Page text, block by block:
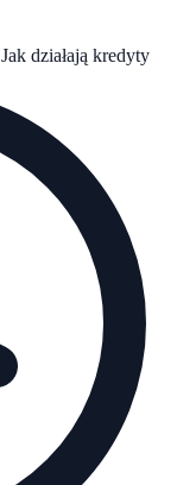
Jak działają kredyty